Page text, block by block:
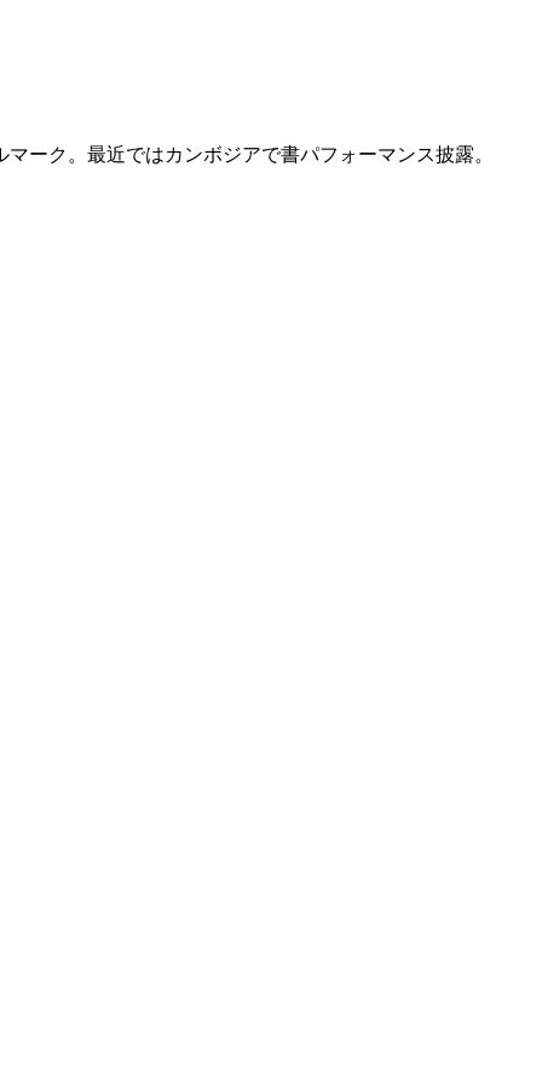
ーク。最近ではカンボジアで書パフォーマンス披露。